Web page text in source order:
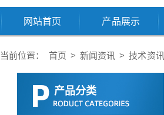
网站首页 产品展示
当前位置： 首页 > 新闻资讯 > 技术资讯
产品分类